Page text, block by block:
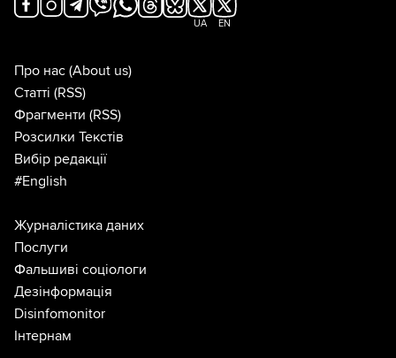
UA EN
Про нас (About us)
Статті (RSS)
Фрагменти (RSS)
Розсилки Текстів
Вибір редакції
#English
Журналістика даних
Послуги
Фальшиві соціологи
Дезінформація
Disinfomonitor
Інтернам